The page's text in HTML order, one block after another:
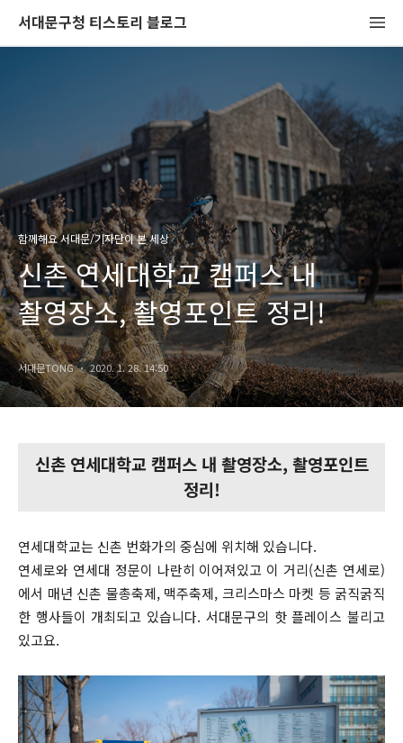
서대문구청 티스토리 블로그
함께해요 서대문/기자단이 본 세상
신촌 연세대학교 캠퍼스 내
촬영장소, 촬영포인트 정리!
서대문TONG 2020. 1. 28. 14:50
신촌 연세대학교 캠퍼스 내 촬영장소, 촬영포인트
정리!
연세대학교는 신촌 번화가의 중심에 위치해 있습니다.
연세로와 연세대 정문이 나란히 이어져있고 이 거리(신촌 연세로)
에서 매년 신촌 물총축제, 맥주축제, 크리스마스 마켓 등 굵직굵직
한 행사들이 개최되고 있습니다. 서대문구의 핫 플레이스 불리고
있고요.